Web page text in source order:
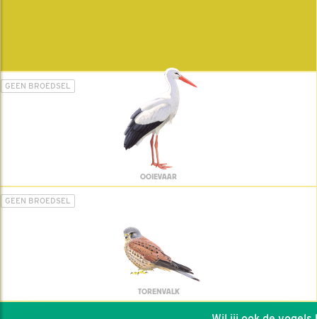
GEEN BROEDSEL
OOIEVAAR
GEEN BROEDSEL
TORENVALK